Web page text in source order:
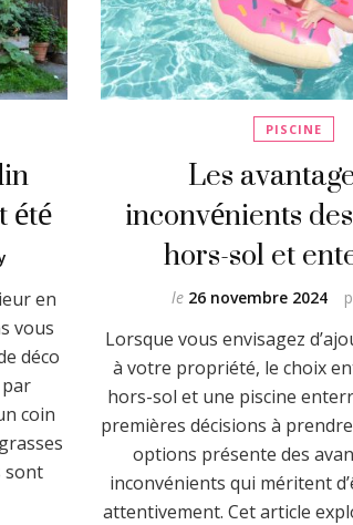
en
vous
déco
par
coin
sont
PISCINE
Les
inconvénients
hors-sol et
le 26 novembre 2024
Lorsque vous envisagez
à votre propriété, le choix
hors-sol et une piscine
premières décisions à
options présente des
inconvénients qui méritent
attentivement. Cet article